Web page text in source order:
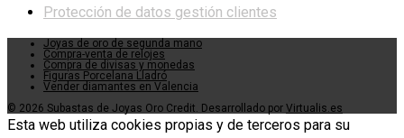
Protección de datos gestión clientes
Joyas de oro de segunda mano
Compra-venta de relojes
Compra de divisas y monedas
Figuras Porcelana Lladró
Vender diamantes en Valencia
© 2026 Subastas de Joyas Oro Credit. Desarrollado por Virtualis.es
Esta web utiliza cookies propias y de terceros para su